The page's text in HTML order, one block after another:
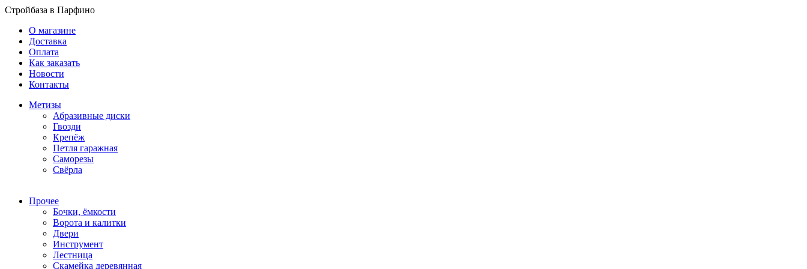
Стройбаза в Парфино
О магазине
Доставка
Оплата
Как заказать
Новости
Контакты
Метизы
Абразивные диски
Гвозди
Крепёж
Петля гаражная
Саморезы
Свёрла
Прочее
Бочки, ёмкости
Ворота и калитки
Двери
Инструмент
Лестница
Скамейка деревянная